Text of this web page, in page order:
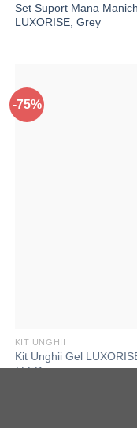
Set Suport Mana
LUXORISE, Grey
-75%
KIT UNGHII
Kit Unghii Gel
/ LED